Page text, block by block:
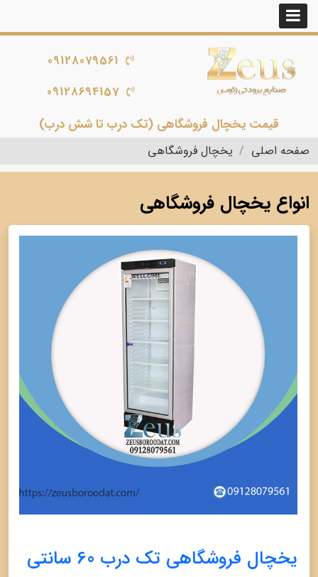
قیمت یخچال فروشگاهی (تک درب تا شش درب)
09128079561
09128694157
صفحه اصلی یخچال فروشگاهی
انواع یخچال فروشگاهی
یخچال فروشگاهی تک درب 60 سانتی